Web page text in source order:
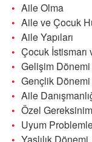
Aile Olma
Aile ve Çocuk
Aile Yapıları
Çocuk İstismarı
Gelişim Dönemi
Gençlik Dönemi
Aile
Özel
Uyum